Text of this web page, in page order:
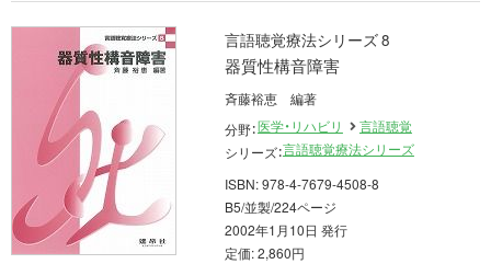
言語聴覚療法シリーズ 8
器質性構音障害
斉藤裕恵 編著
分野：医学・リハビリ
言語聴覚
シリーズ：言語聴覚療法シリーズ
ISBN: 978-4-7679-4508-8
B5/並製/224ページ
2002年1月10日 発行
定価: 2,860円